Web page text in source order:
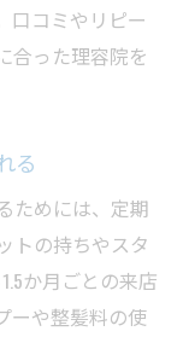
口コミやリピー
合った理容院を
る
ためには、定期
トの持ちやスタ
か月ごとの来店
ーや整髪料の使